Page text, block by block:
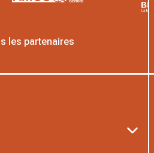
les partenaires